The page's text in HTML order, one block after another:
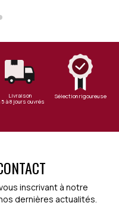
Livraison
5 à 8 jours ouvrés
Sélection rigoureuse
inscrivant à notre
dernières actualités.